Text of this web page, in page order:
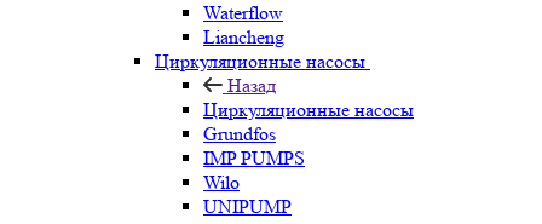
Waterflow
Liancheng
Циркуляционные насосы
Назад
Циркуляционные насосы
Grundfos
IMP PUMPS
Wilo
UNIPUMP